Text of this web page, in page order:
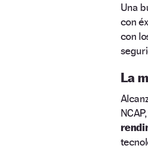
Una
con
con
La